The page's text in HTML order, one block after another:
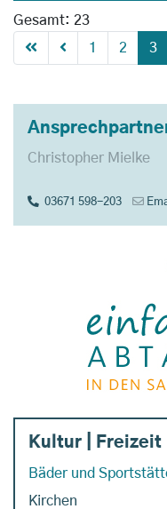
Gesamt: 23
1
2 3
Christopher Mielke
03671 598-203
Kultur | Freizeit
Bäder und
Kirchen